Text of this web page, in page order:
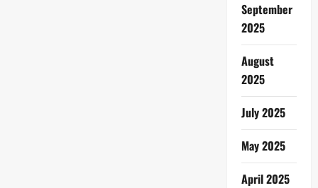
September
2025
August
2025
July 2025
May 2025
April 2025